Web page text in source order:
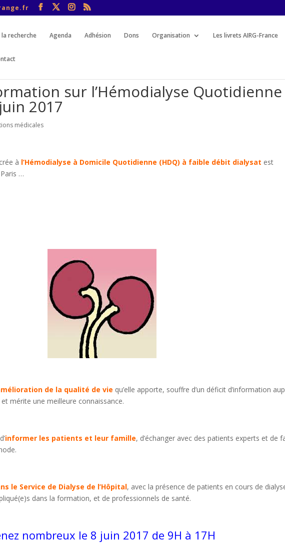
recherche Agenda Adhésion Dons Organisation Les livrets AIRG-France
sur l’Hémodialyse
2017
médicales
à l’Hémodialyse à Domicile Quotidienne (HDQ) à faible débit dialysat est
…
de la qualité de vie qu’elle apporte, souffre d’un déficit d’information
mérite une meilleure connaissance.
informer les patients et leur famille, d’échanger avec des patients experts et de
le Service de Dialyse de l’Hôpital, avec la présence de patients en cours de
dans la formation, et de professionnels de santé.
nombreux le 8 juin 2017 de 9H à 17H